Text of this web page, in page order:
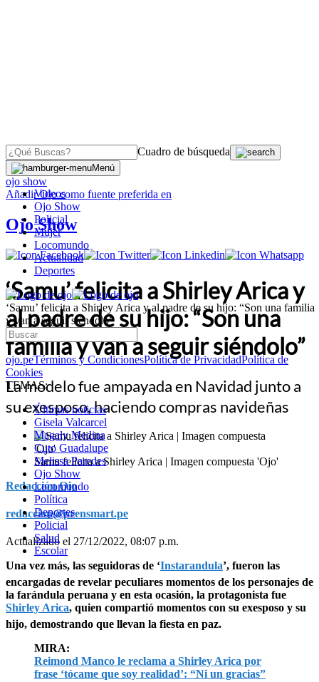
Cuadro de búsqueda
Menú
Videos
Ojo Show
Policial
Mujer
Locomundo
Actualidad
Deportes
‘Samu’ felicita a Shirley Arica y al padre de su hijo: “Son una familia
y van a seguir siéndolo”
ojo.peTérminos y CondicionesPolítica de PrivacidadPolítica de
Cookies
TEMAS:
Últimas noticias
Gisela Valcarcel
Magaly Medina
Cuto Guadalupe
Melissa Paredes
Ojo Show
Locomundo
Política
Deportes
Policial
Salud
Escolar
OJO
ojo show
AñadirOjocomo fuente preferida en
Ojo Show
‘Samu’ felicita a Shirley Arica y
al padre de su hijo: “Son una
familia y van a seguir siéndolo”
La modelo fue ampayada en Navidad junto a
su exesposo, haciendo compras navideñas
Samu felicita a Shirley Arica | Imagen compuesta 'Ojo'
Redacción Ojo
redaccion@prensmart.pe
Actualizado el 27/12/2022, 08:07 p.m.
Una vez más, las seguidoras de ‘Instarandula’, fueron las
encargadas de revelar peculiares momentos de los personajes de
la farándula peruana y en esta ocasión, la protagonista fue
Shirley Arica, quien compartió momentos con su exesposo y su
hijo, demostrando que llevan la fiesta en paz.
MIRA:
Reimond Manco le reclama a Shirley Arica por
frase ‘tócame que soy realidad’: “Ni un gracias”